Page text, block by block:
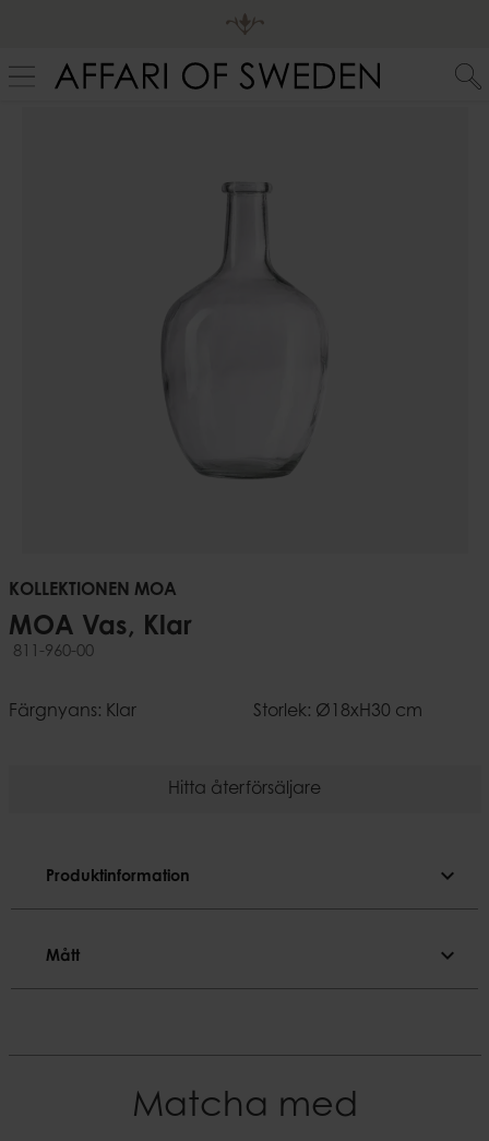
KOLLEKTIONEN MOA
MOA Vas, Klar
811-960-00
Färgnyans: Klar Storlek: Ø18xH30 cm
Hitta återförsäljare
Produktinformation expand_more
Färgnyans
Klar
Mått expand_more
Matcha med